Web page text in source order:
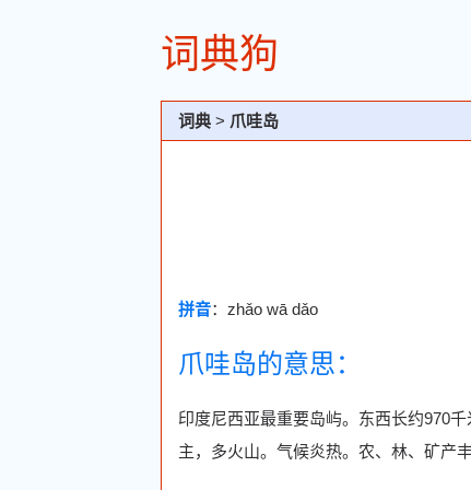
词典狗
词典 > 爪哇岛
拼音：zhǎo wā dǎo
爪哇岛的意思：
印度尼西亚最重要岛屿。东西长约970
主，多火山。气候炎热。农、林、矿产